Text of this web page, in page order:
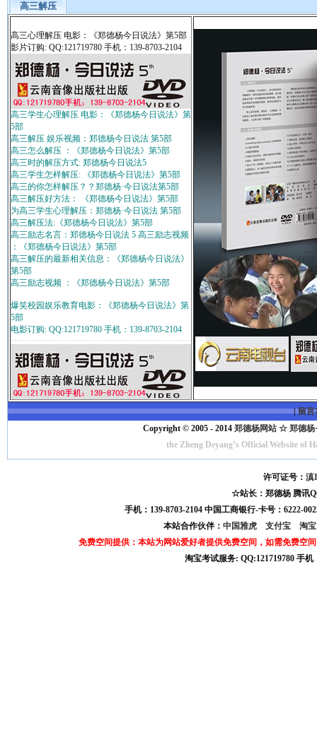
高三解压
高三心理解压 电影：《郑德杨今日说法》第5部
影片订购: QQ:121719780 手机：139-8703-2104
高三学生心理解压 电影：《郑德杨今日说法》第
5部
高三解压 娱乐视频：郑德杨今日说法 第5部
高三怎么解压 ：《郑德杨今日说法》第5部
高三时的解压方式: 郑德杨今日说法5
高三学生怎样解压: 《郑德杨今日说法》第5部
高三的你怎样解压？？郑德杨·今日说法第5部
高三解压好方法： 《郑德杨今日说法》第5部
为高三学生心理解压：郑德杨·今日说法 第5部
高三解压法:《郑德杨今日说法》第5部
高三励志名言：郑德杨今日说法 5 高三励志视频
：《郑德杨今日说法》第5部
高三解压的最新相关信息：《郑德杨今日说法》
第5部
高三励志视频 ：《郑德杨今日说法》第5部
爆笑校园娱乐教育电影：《郑德杨今日说法》第
5部
电影订购: QQ:121719780 手机：139-8703-2104
|留言
Copyright © 2005 - 2014 郑德杨网站 ☆ 郑德杨
the Zheng Deyang’s Official Website
许可证号： 滇
☆站长：郑德杨 腾讯
手机：139-8703-2104 中国工商银行-卡号：6222-
本站合作伙伴： 中国雅虎 支付宝
淘
免费空间提供：本站为网站爱好者提供免费空间，如需免费空
淘宝考试服务: QQ:121719780 手